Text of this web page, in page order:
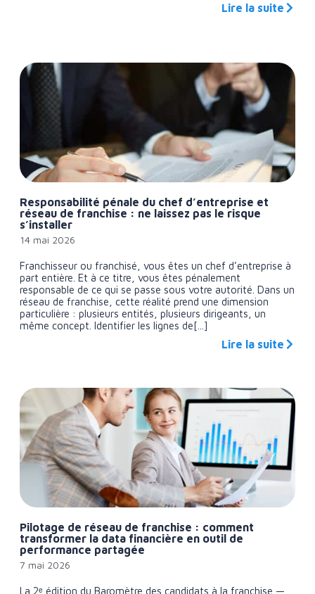
Lire la suite
Responsabilité pénale du chef d’entreprise et
réseau de franchise : ne laissez pas le risque
s’installer
14 mai 2026
Franchisseur ou franchisé, vous êtes un chef d’entreprise à
part entière. Et à ce titre, vous êtes pénalement
responsable de ce qui se passe sous votre autorité. Dans un
réseau de franchise, cette réalité prend une dimension
particulière : plusieurs entités, plusieurs dirigeants, un
même concept. Identifier les lignes de[...]
Lire la suite
Pilotage de réseau de franchise : comment
transformer la data financière en outil de
performance partagée
7 mai 2026
La 2ᵉ édition du Baromètre des candidats à la franchise —